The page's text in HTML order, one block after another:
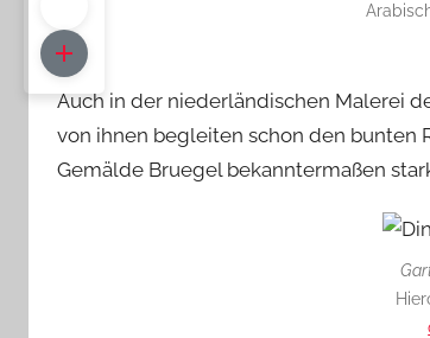
Auch in der niederländischen Malerei
von ihnen begleiten schon den bunten
Gemälde Bruegel bekanntermaßen